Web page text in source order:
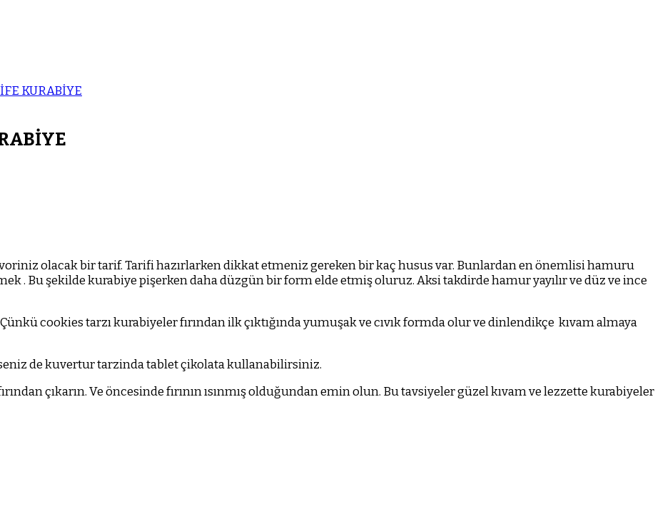
KURABİYE
olacak bir tarif. Tarifi hazırlarken dikkat etmeniz gereken bir kaç husus var. Bunlardan en önemlisi hamuru
. Bu şekilde kurabiye pişerken daha düzgün bir form elde etmiş oluruz. Aksi takdirde hamur yayılır ve düz ve ince
cookies tarzı kurabiyeler fırından ilk çıktığında yumuşak ve cıvık formda olur ve dinlendikçe kıvam almaya
de kuvertur tarzinda tablet çikolata kullanabilirsiniz.
çıkarın. Ve öncesinde fırının ısınmış olduğundan emin olun. Bu tavsiyeler güzel kıvam ve lezzette kurabiyeler